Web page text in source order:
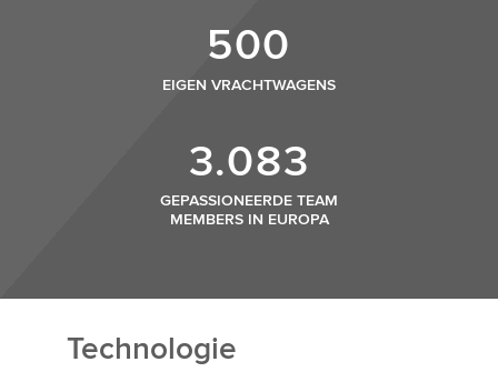
500
EIGEN VRACHTWAGENS
3.083
GEPASSIONEERDE TEAM
MEMBERS IN EUROPA
Technologie